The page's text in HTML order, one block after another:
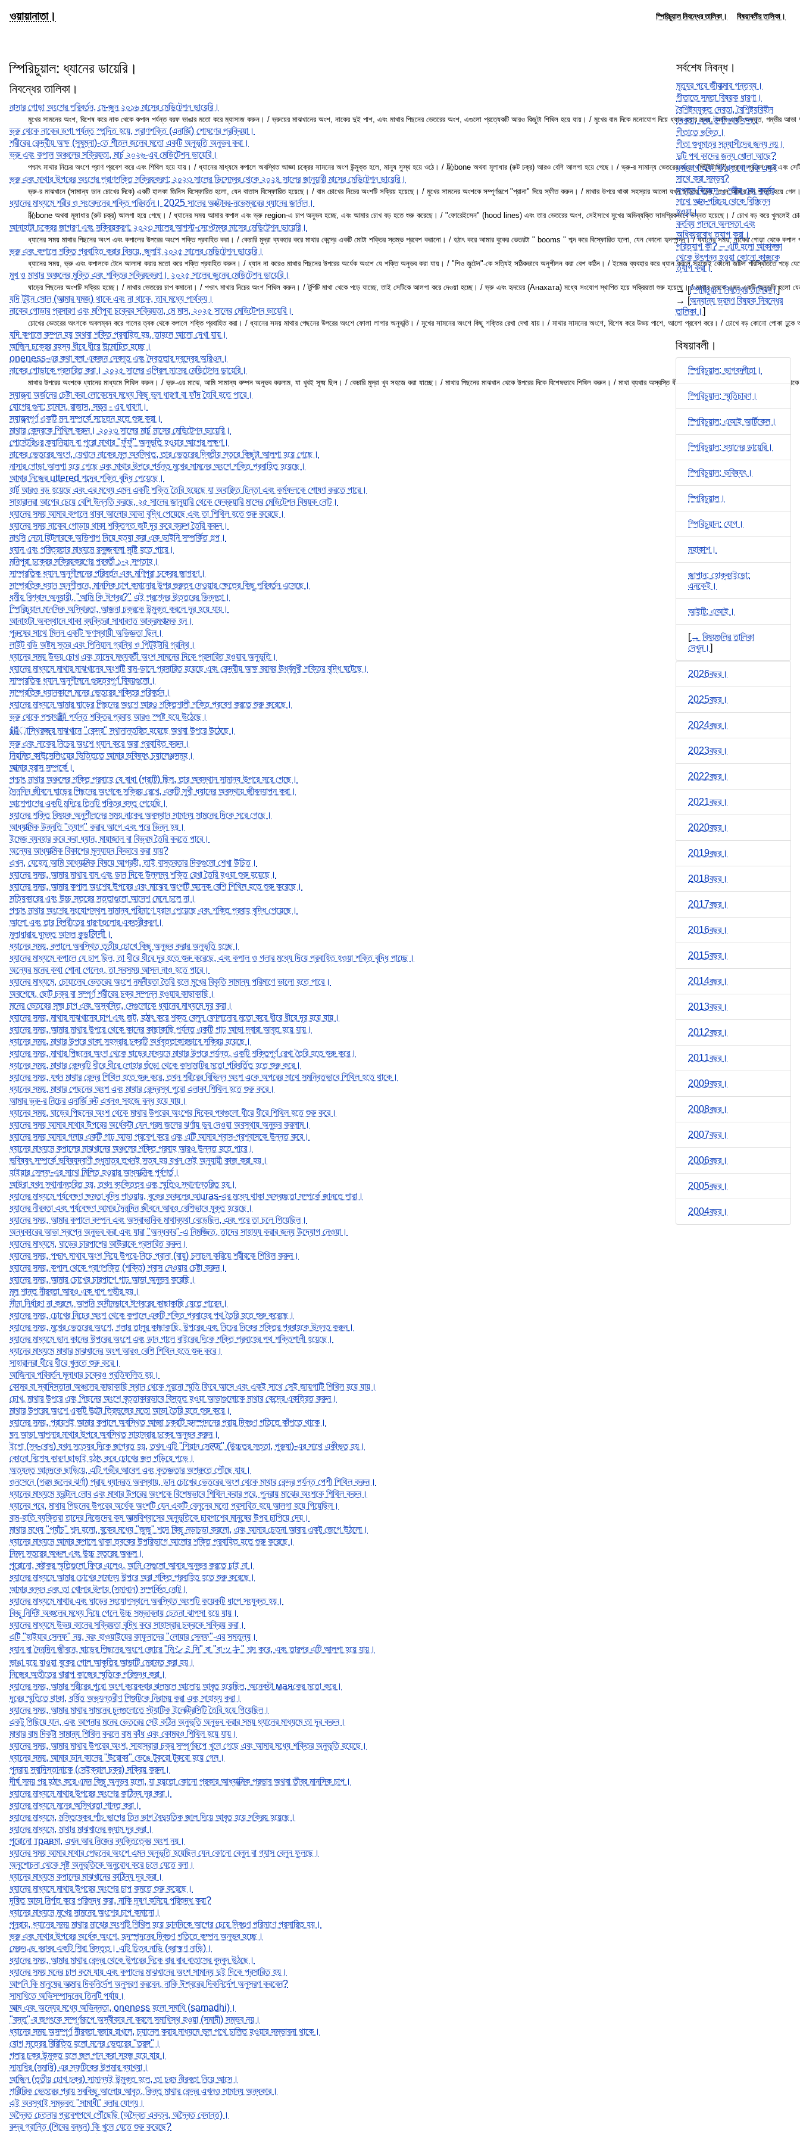
ওয়ায়ানাতা। স্পিরিচুয়াল নিবন্ধের তালিকা। বিষয়াবলীর তালিকা।
স্পিরিচুয়াল: ধ্যানের ডায়েরি।
নিবন্ধের তালিকা।
নাসার গোড়া অংশের পরিবর্তন, মে-জুন ২০১৬ মাসের মেডিটেশন ডায়েরি।
মুখের সামনের অংশ, বিশেষ করে নাক থেকে কপাল পর্যন্ত বরফ ভাঙার মতো করে ম্যাসাজ করুন। / ভ্রুয়ের মাঝখানের অংশ, নাকের দুই পাশ, এবং মাথার পিছনের ভেতরের অংশ, এগুলো প্রত্যেকটি আরও কিছুটা শিথিল হয়ে যায়। / মুখের বাম দিকে মনোযোগ দিয়ে ধ্যান করার সময়, আমি একটি অদ্ভুত,
ভ্রু থেকে নাকের ডগা পর্যন্ত স্পন্দিত হয়ে, প্রাণশক্তি (এনার্জি) শোষণের প্রক্রিয়া।
শরীরের কেন্দ্রীয় অক্ষ (সুষুম্না)-তে শীতল জলের মতো একটি অনুভূতি অনুভব করা।
ভ্রু এবং কপাল অঞ্চলের সক্রিয়তা, মার্চ ২০২৬-এর মেডিটেশন ডায়েরি।
পশ্চাৎ মাথার নিচের অংশে প্রাণ প্রবেশ করে এবং শিথিল হয়ে যায়। / ধ্যানের মাধ্যমে কপালে অবস্থিত আজ্ঞা চক্রের সামনের অংশ উন্মুক্ত হলে, মানুষ সুস্থ হয়ে ওঠে। / 恥bone অথবা মূলাধার (রুট চক্র) আরও বেশি আলগা হয়ে গেছে। / ভ্রু-র সামান্য ভেতরের অংশে (পিটুইটারি?), প্রাণা প্রবেশ করে
ভ্রু এবং মাথার উপরের অংশের প্রাণশক্তি সক্রিয়করণ: ২০২৩ সালের ডিসেম্বর থেকে ২০২৪ সালের জানুয়ারী মাসের মেডিটেশন ডায়েরি।
ভ্রু-র মাঝখানে (সামান্য ডান চোখের দিকে) একটি হালকা জিনিস বিস্ফোরিত হলো, যেন বাতাস বিস্ফোরিত হয়েছে। / বাম চোখের নিচের অংশটি সক্রিয় হয়েছে। / মুখের সামনের অংশকে সম্পূর্ণরূপে "প্রানা" দিয়ে স্ফীত করুন। / মাথার উপরে থাকা সহস্রার আলো যখন ছড়িয়ে পড়ল, তখন আমার মন শান্ত হয়ে
ধ্যানের মাধ্যমে শরীর ও সংবেদনের শক্তি পরিবর্তন। 2025 সালের অক্টোবর-নভেম্বরের ধ্যানের জার্নাল।
恥bone অথবা মূলাধার (রুট চক্র) আলগা হয়ে গেছে। / ধ্যানের সময় আমার কপাল এবং ভ্রু region-এ চাপ অনুভব হচ্ছে, এবং আমার চোখ বড় হতে শুরু করেছে। / "ফোরেইসেন" (hood lines) এবং তার ভেতরের অংশ, সেইসাথে মুখের অভিব্যক্তি সামগ্রিকভাবে উন্নত হয়েছে। / চোখ বড় করে খুললেই চোখের
আনাহাটা চক্রের জাগরণ এবং সক্রিয়করণ: ২০২৩ সালের আগস্ট-সেপ্টেম্বর মাসের মেডিটেশন ডায়েরি।
ধ্যানের সময় মাথার পিছনের অংশ এবং কপালের উপরের অংশে শক্তি প্রবাহিত করা। / কেচারি মুদ্রা ব্যবহার করে মাথার কেন্দ্রে একটি মোটা শক্তির স্তম্ভ প্রবেশ করানো। / হঠাৎ করে আমার বুকের ভেতরটা " booms " শব্দ করে বিস্ফোরিত হলো, যেন কোনো হৃদস্পন্দন। / ধ্যানের সময়, নাকের গোড়া থেকে
ভ্রু এবং কপালে শক্তি প্রবাহিত করার বিষয়ে, জুলাই ২০২৫ সালের মেডিটেশন ডায়েরি।
ধ্যানের সময়, ভ্রু এবং কপালকে টেনে আলাদা করার মতো করে শক্তি প্রবাহিত করুন। / ধ্যান না করেও মাথার পিছনের উপরের অর্ধেক অংশে যে শক্তি অনুভব করা যায়। / "শিও জুটেন"-কে সত্যিই সঠিকভাবে অনুশীলন করা বেশ কঠিন। / ইমেজ ব্যবহার করে ধ্যান করলে সহজেই কোনো জটিল পরিস্থিতিতে
মুখ ও মাথার অঞ্চলের মুক্তি এবং শক্তির সক্রিয়করণ। ২০২৫ সালের জুনের মেডিটেশন ডায়েরি।
ঘাড়ের পিছনের অংশটি সক্রিয় হচ্ছে। / মাথার ভেতরের চাপ কমানো। / পশ্চাৎ মাথার নিচের অংশ শিথিল করুন। / টুপিটি মাথা থেকে পড়ে যাচ্ছে, তাই সেটিকে আলগা করে দেওয়া হচ্ছে। / ভ্রু এবং হৃদয়ের (Анахата) মধ্যে সংযোগ স্থাপিত হয়ে সক্রিয়তা শুরু হয়েছে। / মাথার ত্বকে এমন একটি অনুভূতি হলো
যদি টুইন সোল (আত্মার যমজ) থাকে এবং না থাকে, তার মধ্যে পার্থক্য।
নাকের গোড়ার প্রসারণ এবং মণিপুরা চক্রের সক্রিয়তা, মে মাস, ২০২৫ সালের মেডিটেশন ডায়েরি।
চোখের ভেতরের অংশকে অবলম্বন করে গালের ত্বক থেকে কপালে শক্তি প্রবাহিত করা। / ধ্যানের সময় মাথার পেছনের উপরের অংশে ফোলা লাগার অনুভূতি। / মুখের সামনের অংশে কিছু শক্তির রেখা দেখা যায়। / মাথার সামনের অংশে, বিশেষ করে উভয় পাশে, আলো প্রবেশ করে। / চোখে বড় কোনো পোকা
যদি কপালে কম্পন হয় অথবা শক্তি প্রবাহিত হয়, তাহলে আলো দেখা যায়।
আজিন চক্রের রহস্য ধীরে ধীরে উন্মোচিত হচ্ছে।
oneness-এর কথা বলা একজন দেবদূত এবং দ্বৈততার দ্বন্দ্বের অরিওন।
নাকের গোড়াকে প্রসারিত করা। ২০২৫ সালের এপ্রিল মাসের মেডিটেশন ডায়েরি।
মাথার উপরের অংশকে ধ্যানের মাধ্যমে শিথিল করুন। / ভ্রু-এর মাঝে, আমি সামান্য কম্পন অনুভব করলাম, যা খুবই সূক্ষ্ম ছিল। / কেচারি মুদ্রা খুব সহজে করা যাচ্ছে। / মাথার পিছনের মাঝখান থেকে উপরের দিকে বিশেষভাবে শিথিল করুন। / মাথা ব্যথার অস্বস্তি ধীরে ধীরে কমে যাচ্ছে। / মাথা এবং
স্যাত্ত্বা অর্জনের চেষ্টা করা লোকেদের মধ্যে কিছু ভুল ধারণা বা ফাঁদ তৈরি হতে পারে।
যোগের গুনা: তামাস, রাজাস, সত্ত্ব - এর ধারণা।
স্যাত্ত্ব্বপূর্ণ একটি মন সম্পর্কে সচেতন হতে শুরু করা।
মাথার কেন্দ্রকে শিথিল করুন। ২০২৩ সালের মার্চ মাসের মেডিটেশন ডায়েরি।
পোস্টেরিওর ক্র্যানিয়াম বা পুরো মাথার "ফুঁফুঁ" অনুভূতি হওয়ার আগের লক্ষণ।
নাকের ভেতরের অংশ, যেখানে নাকের মূল অবস্থিত, তার ভেতরের দ্বিতীয় স্তরে কিছুটা আলগা হয়ে গেছে।
নাসার গোড়া আলগা হয়ে গেছে এবং মাথার উপরে পর্যন্ত মুখের সামনের অংশে শক্তি প্রবাহিত হয়েছে।
আমার নিজের uttered শব্দের শক্তি বৃদ্ধি পেয়েছে।
হার্ট আরও বড় হয়েছে এবং এর মধ্যে এমন একটি শক্তি তৈরি হয়েছে যা অবাঞ্ছিত চিন্তা এবং কর্মফলকে শোষণ করতে পারে।
সাহারালরা আগের চেয়ে বেশি উন্নতি করছে, ২৫ সালের জানুয়ারি থেকে ফেব্রুয়ারি মাসের মেডিটেশন বিষয়ক নোট।
ধ্যানের সময় আমার কপালে থাকা আলোর আভা বৃদ্ধি পেয়েছে এবং তা শিথিল হতে শুরু করেছে।
ধ্যানের সময় নাকের গোড়ায় থাকা শক্তিগত জট দূর করে ক্রুশ তৈরি করুন।
নাৎসি নেতা হিটলারকে অভিশাপ দিয়ে হত্যা করা এক ডাইনি সম্পর্কিত গল্প।
ধ্যান এবং পবিত্রতার মাধ্যমে রসুজ্জ্বালা সৃষ্টি হতে পারে।
মনিপুরা চক্রের সক্রিয়করণের পরবর্তী ১-২ সপ্তাহ।
সাম্প্রতিক ধ্যান অনুশীলনের পরিবর্তন এবং মণিপুরা চক্রের জাগরণ।
সাম্প্রতিক ধ্যান অনুশীলনে, মানসিক চাপ কমানোর উপর গুরুত্ব দেওয়ার ক্ষেত্রে কিছু পরিবর্তন এসেছে।
ধর্মীয় বিশ্বাস অনুযায়ী, "আমি কি ঈশ্বর?" এই প্রশ্নের উত্তরের ভিন্নতা।
স্পিরিচুয়াল মানসিক অস্থিরতা, আজনা চক্রকে উন্মুক্ত করলে দূর হয়ে যায়।
আনাহাটা অবস্থানে থাকা ব্যক্তিরা সাধারণত আক্রমণাত্মক হন।
পুরুষের সাথে মিলন একটি ক্ষণস্থায়ী অভিজ্ঞতা ছিল।
লাইট বডি অষ্টম স্তর এবং পিনিয়াল গ্রন্থি ও পিটুইটারি গ্রন্থি।
ধ্যানের সময় উভয় চোখ এবং তাদের মধ্যবর্তী অংশ সামনের দিকে প্রসারিত হওয়ার অনুভূতি।
ধ্যানের মাধ্যমে মাথার মাঝখানের অংশটি বাম-ডানে প্রসারিত হয়েছে এবং কেন্দ্রীয় অক্ষ বরাবর ঊর্ধ্বমুখী শক্তির বৃদ্ধি ঘটেছে।
সাম্প্রতিক ধ্যান অনুশীলনে গুরুত্বপূর্ণ বিষয়গুলো।
সাম্প্রতিক ধ্যানকালে মনের ভেতরের শক্তির পরিবর্তন।
ধ্যানের মাধ্যমে আমার ঘাড়ের পিছনের অংশে আরও শক্তিশালী শক্তি প্রবেশ করতে শুরু করেছে।
ভ্রু থেকে পশ্চাৎ顱 পর্যন্ত শক্তির প্রবাহ আরও স্পষ্ট হয়ে উঠেছে।
鎖াস্থিরজ্জুর মাঝখানে "কেন্দ্র" স্থানান্তরিত হয়েছে অথবা উপরে উঠেছে।
ভ্রু এবং নাকের নিচের অংশে ধ্যান করে অরা প্রবাহিত করুন।
নিয়মিত কাউন্সেলিংয়ের ভিত্তিতে আমার ভবিষ্যৎ চ্যালেঞ্জসমূহ।
আত্মার হ্রাস সম্পর্কে।
পশ্চাৎ মাথার অঞ্চলের শক্তি প্রবাহে যে বাধা (গ্রান্টি) ছিল, তার অবস্থান সামান্য উপরে সরে গেছে।
দৈনন্দিন জীবনে ঘাড়ের পিছনের অংশকে সক্রিয় রেখে, একটি সুখী ধ্যানের অবস্থায় জীবনযাপন করা।
আশেপাশের একটি মন্দিরে তিনটি পবিত্র বস্তু পেয়েছি।
ধ্যানের শক্তি বিষয়ক অনুশীলনের সময় নাকের অবস্থান সামান্য সামনের দিকে সরে গেছে।
আধ্যাত্মিক উন্নতি "ত্যাগ" করার আগে এবং পরে ভিন্ন হয়।
ইমেজ ব্যবহার করে করা ধ্যান, মায়াজাল বা বিভ্রম তৈরি করতে পারে।
অন্যের আধ্যাত্মিক বিকাশের মূল্যায়ন কিভাবে করা যায়?
এখন, যেহেতু আমি আধ্যাত্মিক বিষয়ে আগ্রহী, তাই বাস্তবতার দিকগুলো শেখা উচিত।
ধ্যানের সময়, আমার মাথার বাম এবং ডান দিকে উল্লম্ব শক্তি রেখা তৈরি হওয়া শুরু হয়েছে।
ধ্যানের সময়, আমার কপাল অংশের উপরের এবং মাঝের অংশটি অনেক বেশি শিথিল হতে শুরু করেছে।
সত্যিকারের এবং উচ্চ স্তরের সত্তাগুলো আদেশ মেনে চলে না।
পশ্চাৎ মাথার অংশের সংযোগস্থল সামান্য পরিমাণে হ্রাস পেয়েছে এবং শক্তি প্রবাহ বৃদ্ধি পেয়েছে।
আলো এবং তার বিপরীতের ধারণাগুলোর একত্রীকরণ।
মুলাধারায় ঘুমন্ত আসল কুন্ডलिनी।
ধ্যানের সময়, কপালে অবস্থিত তৃতীয় চোখে কিছু অনুভব করার অনুভূতি হচ্ছে।
ধ্যানের মাধ্যমে কপালে যে চাপ ছিল, তা ধীরে ধীরে দূর হতে শুরু করেছে, এবং কপাল ও গলার মধ্যে দিয়ে প্রবাহিত হওয়া শক্তি বৃদ্ধি পাচ্ছে।
অন্যের মনের কথা শোনা গেলেও, তা সবসময় আসল নাও হতে পারে।
ধ্যানের মাধ্যমে, চোয়ালের ভেতরের অংশে নমনীয়তা তৈরি হলে মুখের বিকৃতি সামান্য পরিমাণে ভালো হতে পারে।
অবশেষে, ছোট চক্র বা সম্পূর্ণ শরীরের চক্র সম্পন্ন হওয়ার কাছাকাছি।
মনের ভেতরের সূক্ষ্ম চাপ এবং অস্বস্তি, সেগুলোকে ধ্যানের মাধ্যমে দূর করা।
ধ্যানের সময়, মাথার মাঝখানের চাপ এবং জট, হঠাৎ করে শক্ত বেলুন ফোলানোর মতো করে ধীরে ধীরে দূর হয়ে যায়।
ধ্যানের সময়, আমার মাথার উপরে থেকে কানের কাছাকাছি পর্যন্ত একটি গাঢ় আভা দ্বারা আবৃত হয়ে যায়।
ধ্যানের সময়, মাথার উপরে থাকা সহস্রার চক্রটি অর্ধবৃত্তাকারভাবে সক্রিয় হয়েছে।
ধ্যানের সময়, মাথার পিছনের অংশ থেকে ঘাড়ের মাধ্যমে মাথার উপরে পর্যন্ত, একটি শক্তিপূর্ণ রেখা তৈরি হতে শুরু করে।
ধ্যানের সময়, মাথার কেন্দ্রটি ধীরে ধীরে লোহার গুঁড়ো থেকে কাদামাটির মতো পরিবর্তিত হতে শুরু করে।
ধ্যানের সময়, যখন মাথার কেন্দ্র শিথিল হতে শুরু করে, তখন শরীরের বিভিন্ন অংশ একে অপরের সাথে সমন্বিতভাবে শিথিল হতে থাকে।
ধ্যানের সময়, মাথার পেছনের অংশ এবং মাথার কেন্দ্রস্থ পুরো এলাকা শিথিল হতে শুরু করে।
আমার ভ্রু-র নিচের এনার্জি রুট এখনও সহজে বন্ধ হয়ে যায়।
ধ্যানের সময়, ঘাড়ের পিছনের অংশ থেকে মাথার উপরের অংশের দিকের পথগুলো ধীরে ধীরে শিথিল হতে শুরু করে।
ধ্যানের সময় আমার মাথার উপরের অর্ধেকটা যেন গরম জলের ঝর্ণায় ডুব দেওয়া অবস্থায় অনুভব করলাম।
ধ্যানের সময় আমার গলায় একটি গাঢ় আভা প্রবেশ করে এবং এটি আমার শ্বাস-প্রশ্বাসকে উন্নত করে।
ধ্যানের মাধ্যমে কপালের মাঝখানের অঞ্চলের শক্তি প্রবাহ আরও উন্নত হতে পারে।
ভবিষ্যৎ সম্পর্কে ভবিষ্যদ্বাণী শুধুমাত্র তখনই সত্য হয় যখন সেই অনুযায়ী কাজ করা হয়।
হাইয়ার সেল্ফ-এর সাথে মিলিত হওয়ার আধ্যাত্মিক পূর্বশর্ত।
আউরা যখন স্থানান্তরিত হয়, তখন ব্যক্তিত্ব এবং স্মৃতিও স্থানান্তরিত হয়।
ধ্যানের মাধ্যমে পর্যবেক্ষণ ক্ষমতা বৃদ্ধি পাওয়ায়, বুকের অঞ্চলের আuras-এর মধ্যে থাকা অস্বচ্ছতা সম্পর্কে জানতে পারা।
ধ্যানের নীরবতা এবং পর্যবেক্ষণ আমার দৈনন্দিন জীবনে আরও বেশিভাবে যুক্ত হয়েছে।
ধ্যানের সময়, আমার কপালে কম্পন এবং অস্বাভাবিক মাথাব্যথা বেড়েছিল, এবং পরে তা চলে গিয়েছিল।
অন্ধকারের আভা স্বপ্নে অনুভব করা এবং যারা "অন্ধকার"-এ নিমজ্জিত, তাদের সাহায্য করার জন্য উদ্যোগ নেওয়া।
ধ্যানের মাধ্যমে, ঘাড়ের চারপাশের আউরাকে প্রসারিত করুন।
ধ্যানের সময়, পশ্চাৎ মাথার অংশ দিয়ে উপরে-নিচে প্রানা (বায়ু) চলাচল করিয়ে শরীরকে শিথিল করুন।
ধ্যানের সময়, কপাল থেকে প্রাণশক্তি (শক্তি) শ্বাস নেওয়ার চেষ্টা করুন।
ধ্যানের সময়, আমার চোখের চারপাশে গাঢ় আভা অনুভব করেছি।
মূল শান্ত নীরবতা আরও এক ধাপ গভীর হয়।
সীমা নির্ধারণ না করলে, আপনি অসীমভাবে ঈশ্বরের কাছাকাছি যেতে পারেন।
ধ্যানের সময়, চোখের নিচের অংশ থেকে কপালে একটি শক্তি প্রবাহের পথ তৈরি হতে শুরু করেছে।
ধ্যানের সময়, মুখের ভেতরের অংশে, গলার তালুর কাছাকাছি, উপরের এবং নিচের দিকের শক্তির প্রবাহকে উন্নত করুন।
ধ্যানের মাধ্যমে ডান কানের উপরের অংশে এবং ডান গালে বাইরের দিকে শক্তি প্রবাহের পথ শক্তিশালী হয়েছে।
ধ্যানের মাধ্যমে মাথার মাঝখানের অংশ আরও বেশি শিথিল হতে শুরু করে।
সাহারালরা ধীরে ধীরে খুলতে শুরু করে।
আজিনার পরিবর্তন মূলাধার চক্রেও প্রতিফলিত হয়।
কোমর বা স্বাদিস্তানা অঞ্চলের কাছাকাছি স্থান থেকে পুরনো স্মৃতি ফিরে আসে এবং একই সাথে সেই জায়গাটি শিথিল হয়ে যায়।
চোখ, মাথার উপরে এবং পিছনের অংশে বৃত্তাকারভাবে বিস্তৃত হওয়া আভাগুলোকে মাথার কেন্দ্রে একত্রিত করুন।
মাথার উপরের অংশে একটি উল্টো ত্রিভুজের মতো আভা তৈরি হতে শুরু করে।
ধ্যানের সময়, প্রায়শই আমার কপালে অবস্থিত আজ্ঞা চক্রটি হৃদস্পন্দনের প্রায় দ্বিগুণ গতিতে কাঁপতে থাকে।
ঘন আভা আপনার মাথার উপরে অবস্থিত সাহাস্রার চক্রে অনুভব করুন।
ইগো (স্ব-বোধ) যখন সত্যের দিকে জাগ্রত হয়, তখন এটি "শিয়ান সেल्फ़" (উচ্চতর সত্তা, পুরুষা)-এর সাথে একীভূত হয়।
কোনো বিশেষ কারণ ছাড়াই হঠাৎ করে চোখের জল গড়িয়ে পড়ে।
অত্যন্ত আনন্দকে ছাড়িয়ে, এটি গভীর আবেগ এবং কৃতজ্ঞতার অশ্রুতে পৌঁছে যায়।
ওনসেনে (গরম জলের ঝর্ণা) প্রায় ধ্যানরত অবস্থায়, ডান চোখের ভেতরের অংশ থেকে মাথার কেন্দ্র পর্যন্ত পেশী শিথিল করুন।
ধ্যানের মাধ্যমে ফ্রন্টাল লোব এবং মাথার উপরের অংশকে বিশেষভাবে শিথিল করার পরে, পুনরায় মাঝের অংশকে শিথিল করুন।
ধ্যানের পরে, মাথার পিছনের উপরের অর্ধেক অংশটি যেন একটি বেলুনের মতো প্রসারিত হয়ে আলগা হয়ে গিয়েছিল।
বাম-হাতি ব্যক্তিরা তাদের নিজেদের কম আত্মবিশ্বাসের অনুভূতিকে চারপাশের মানুষের উপর চাপিয়ে দেয়।
মাথার মধ্যে "প্যাঁচ" শব্দ হলো, বুকের মধ্যে "জুজু" শব্দে কিছু নড়াচড়া করলো, এবং আমার চেতনা আবার একটু জেগে উঠলো।
ধ্যানের মাধ্যমে আমার কপালে থাকা ত্বকের উপরিভাগে আলোর শক্তি প্রবাহিত হতে শুরু করেছে।
নিম্ন স্তরের অঞ্চল এবং উচ্চ স্তরের অঞ্চল।
পুরোনো, কষ্টকর স্মৃতিগুলো ফিরে এলেও, আমি সেগুলো আবার অনুভব করতে চাই না।
ধ্যানের মাধ্যমে আমার চোখের সামান্য উপরে অরা শক্তি প্রবাহিত হতে শুরু করেছে।
আমার বন্ধন এবং তা খোলার উপায় (সমাধান) সম্পর্কিত নোট।
ধ্যানের মাধ্যমে মাথার এবং ঘাড়ের সংযোগস্থলে অবস্থিত অংশটি কয়েকটি ধাপে সংযুক্ত হয়।
কিছু নির্দিষ্ট অঞ্চলের মধ্যে দিয়ে গেলে উচ্চ সম্ভাবনায় চেতনা ঝাপসা হয়ে যায়।
ধ্যানের মাধ্যমে উভয় কানের সক্রিয়তা বৃদ্ধি করে সাহাস্রার চক্রকে সক্রিয় করা।
এটি "হাইয়ার সেলফ" নয়, বরং হাওয়াইয়ের কাফুনাদের "লোয়ার সেলফ"-এর সমতুল্য।
ধ্যান বা দৈনন্দিন জীবনে, ঘাড়ের পিছনের অংশে জোরে "মিシミসি" বা "বাッキ" শব্দ করে, এবং তারপর এটি আলগা হয়ে যায়।
ভাঙা হয়ে যাওয়া বুকের গোল আকৃতির আভাটি মেরামত করা হয়।
নিজের অতীতের খারাপ কাজের স্মৃতিকে পরিশুদ্ধ করা।
ধ্যানের সময়, আমার শরীরের পুরো অংশ কয়েকবার ঝলমলে আলোয় আবৃত হয়েছিল, অনেকটা маяকের মতো করে।
দূরের স্মৃতিতে থাকা, ধর্ষিত অভ্যন্তরীণ শিশুটিকে নিরাময় করা এবং সাহায্য করা।
ধ্যানের সময়, আমার মাথার সামনের চুলগুলোতে স্ট্যাটিক ইলেক্ট্রিসিটি তৈরি হয়ে গিয়েছিল।
একটু পিছিয়ে যান, এবং আপনার মনের ভেতরের সেই কঠিন অনুভূতি অনুভব করার সময় ধ্যানের মাধ্যমে তা দূর করুন।
মাথার বাম দিকটা সামান্য শিথিল করলে বাম কাঁধ এবং কোমরও শিথিল হয়ে যায়।
ধ্যানের সময়, আমার মাথার উপরের অংশ, সাহাস্রারা চক্র সম্পূর্ণরূপে খুলে গেছে এবং আমার মধ্যে শক্তির অনুভূতি হয়েছে।
ধ্যানের সময়, আমার ডান কানের "উরোকা" ভেঙে টুকরো টুকরো হয়ে গেল।
পুনরায় স্বাদিস্তানাকে (সেইক্রাল চক্র) সক্রিয় করুন।
দীর্ঘ সময় পর হঠাৎ করে এমন কিছু অনুভব হলো, যা হয়তো কোনো প্রকার আধ্যাত্মিক প্রভাব অথবা তীব্র মানসিক চাপ।
ধ্যানের মাধ্যমে মাথার উপরের অংশের কাঠিন্য দূর করা।
ধ্যানের মাধ্যমে মনের অস্থিরতা শান্ত করা।
ধ্যানের মাধ্যমে, মস্তিষ্কের পাঁচ ভাগের তিন ভাগ বৈদ্যুতিক জাল দিয়ে আবৃত হয়ে সক্রিয় হয়েছে।
ধ্যানের মাধ্যমে, মাথার মাঝখানের জ্যাম দূর করা।
পুরোনো травমা, এখন আর নিজের ব্যক্তিত্বের অংশ নয়।
ধ্যানের সময় আমার মাথার পেছনের অংশে এমন অনুভূতি হয়েছিল যেন কোনো বেলুন বা গ্যাস বেলুন ফুলছে।
অনুশোচনা থেকে সৃষ্ট অনুভূতিকে অনুরোধ করে চলে যেতে বলা।
ধ্যানের মাধ্যমে কপালের মাঝখানের কাঠিন্য দূর করা।
ধ্যানের মাধ্যমে মাথার উপরের অংশের চাপ কমতে শুরু করেছে।
দূষিত আভা নির্গত করে পরিশুদ্ধ করা, নাকি দূষণ কমিয়ে পরিশুদ্ধ করা?
ধ্যানের মাধ্যমে মুখের সামনের অংশের চাপ কমানো।
পুনরায়, ধ্যানের সময় মাথার মাঝের অংশটি শিথিল হয়ে ডানদিকে আগের চেয়ে দ্বিগুণ পরিমাণে প্রসারিত হয়।
ভ্রু এবং মাথার উপরের অর্ধেক অংশে, হৃদস্পন্দনের দ্বিগুণ গতিতে কম্পন অনুভব হচ্ছে।
মেরুদণ্ড বরাবর একটি শিরা বিস্তৃত। এটি চিত্র নাড়ি (ব্রাহ্মণ নাড়ি)।
ধ্যানের সময়, আমার মাথার কেন্দ্র থেকে উপরের দিকে বার বার বাতাসের বুদবুদ উঠছে।
ধ্যানের সময় মনের চাপ কমে যায় এবং কপালের মাঝখানের অংশ সামান্য দুই দিকে প্রসারিত হয়।
আপনি কি মানুষের আত্মার দিকনির্দেশ অনুসরণ করবেন, নাকি ঈশ্বরের দিকনির্দেশ অনুসরণ করবেন?
সামাধিতে অভিসম্পাদনের তিনটি পর্যায়।
আত্ম এবং অন্যের মধ্যে অভিন্নতা, oneness হলো সমাধি (samadhi)।
"বস্তু"-র জগৎকে সম্পূর্ণরূপে অস্বীকার না করলে সমাধিস্থ হওয়া (সমাদী) সম্ভব নয়।
ধ্যানের সময় অসম্পূর্ণ নীরবতা বজায় রাখলে, চ্যানেল করার মাধ্যমে ভুল পথে চালিত হওয়ার সম্ভাবনা থাকে।
যোগ সূত্রের বিরিত্তি হলো মনের ভেতরের "তরঙ্গ"।
গলার চক্র উন্মুক্ত হলে জল পান করা সহজ হয়ে যায়।
সামাধির (সমাধি) এর স্ফটিকের উপমার ব্যাখ্যা।
আজিন (তৃতীয় চোখ চক্র) সামান্যই উন্মুক্ত হলে, তা চরম নীরবতা নিয়ে আসে।
শারীরিক ভেতরের প্রায় সবকিছু আলোয় আবৃত, কিন্তু মাথার কেন্দ্র এখনও সামান্য অন্ধকার।
এই অবস্থাই সম্ভবত "সামাধী" বলার যোগ্য।
অদ্বৈত চেতনার প্রবেশপথে পৌঁছেছি (অদ্বৈত একত্ব, অদ্বৈত বেদান্ত)।
রুদ্র গ্রান্তি (শিবের বন্ধন) কি খুলে যেতে শুরু করেছে?
সর্বশেষ নিবন্ধ।
মৃত্যুর পরে জীবাত্মার গন্তব্য।
গীতাতে সমতা বিষয়ক ধারণা।
বৈশিষ্ট্যযুক্ত দেবতা, বৈশিষ্ট্যবিহীন
দেবতা, এবং উপাসনার ফল।
গীতাতে ভক্তি।
গীতা শুধুমাত্র সন্ন্যাসীদের জন্য নয়।
দুটি পথ কাদের জন্য খোলা আছে?
কর্মযোগ এবং সাংখ্য যোগ কি একই
সাথে করা সম্ভব?
সপ্তম বিচ্ছেদ – শরীর এবং কর্মের
সাথে আত্ম-পরিচয় থেকে বিচ্ছিন্ন
হওয়া।
কর্তব্য পালনে অলসতা এবং
অধিকারবোধ ত্যাগ করা।
পরিত্যাগ কী? – এটি হলো আকাঙ্ক্ষা
থেকে উৎপন্ন হওয়া কোনো কাজকে
ত্যাগ করা।
→ [স্পিরিচুয়াল নিবন্ধের তালিকা।]
→ [অন্যান্য ভ্রমণ বিষয়ক নিবন্ধের
তালিকা। ]
বিষয়াবলী।
স্পিরিচুয়াল: ভাগবদ্গীতা।
স্পিরিচুয়াল: স্মৃতিচারণ।
স্পিরিচুয়াল: এআই আর্টিকেল।
স্পিরিচুয়াল: ধ্যানের ডায়েরি।
স্পিরিচুয়াল: ভবিষ্যৎ।
স্পিরিচুয়াল।
স্পিরিচুয়াল: যোগ।
মহাকাশ।
জাপান: হোক্কাইডো:
এনকেই।
আইটি: এআই।
[→ বিষয়গুলির তালিকা
দেখুন। ]
2026বছর।
2025বছর।
2024বছর।
2023বছর।
2022বছর।
2021বছর।
2020বছর।
2019বছর।
2018বছর।
2017বছর।
2016বছর।
2015বছর।
2014বছর।
2013বছর।
2012বছর।
2011বছর।
2009বছর।
2008বছর।
2007বছর।
2006বছর।
2005বছর।
2004বছর।